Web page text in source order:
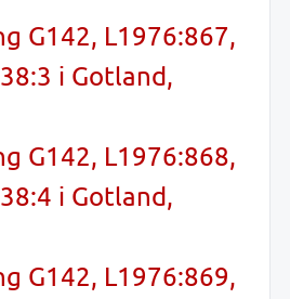
G142, L1976:867,
i Gotland,
G142, L1976:868,
i Gotland,
G142, L1976:869,